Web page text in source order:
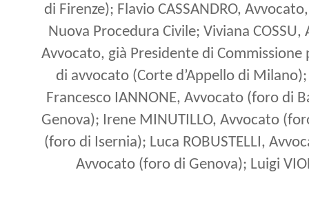
di Firenze); Flavio CASSANDRO,
Nuova Procedura Civile; Viviana
Avvocato, già Presidente di
di avvocato (Corte d’Appello di
Francesco IANNONE, Avvocato (foro di
Genova); Irene MINUTILLO, Avvocato
(foro di Isernia); Luca ROBUSTELLI ,
Avvocato (foro di Genova); Luigi